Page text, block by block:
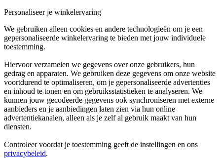
Personaliseer je winkelervaring
We gebruiken alleen cookies en andere technologieën om je een
gepersonaliseerde winkelervaring te bieden met jouw individuele
toestemming.
Hiervoor verzamelen we gegevens over onze gebruikers, hun
gedrag en apparaten. We gebruiken deze gegevens om onze website
voortdurend te optimaliseren, om je gepersonaliseerde advertenties
en inhoud te tonen en om gebruiksstatistieken te analyseren. We
kunnen jouw gecodeerde gegevens ook synchroniseren met externe
aanbieders en je aanbiedingen laten zien via hun online
advertentiekanalen, alleen als je zelf al gebruik maakt van hun
diensten.
Controleer voordat je toestemming geeft de instellingen en ons
privacybeleid.